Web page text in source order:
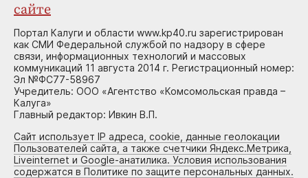
сайте
Портал Калуги и области www.kp40.ru зарегистрирован
как СМИ Федеральной службой по надзору в сфере
связи, информационных технологий и массовых
коммуникаций 11 августа 2014 г. Регистрационный номер:
Эл №ФС77-58967
Учредитель: ООО «Агентство «Комсомольская правда –
Калуга»
Главный редактор: Ивкин В.П.
Сайт использует IP адреса, cookie, данные геолокации
Пользователей сайта, а также счетчики Яндекс.Метрика,
Liveinternet и Google-анатилика. Условия использования
содержатся в Политике по защите персональных данных.